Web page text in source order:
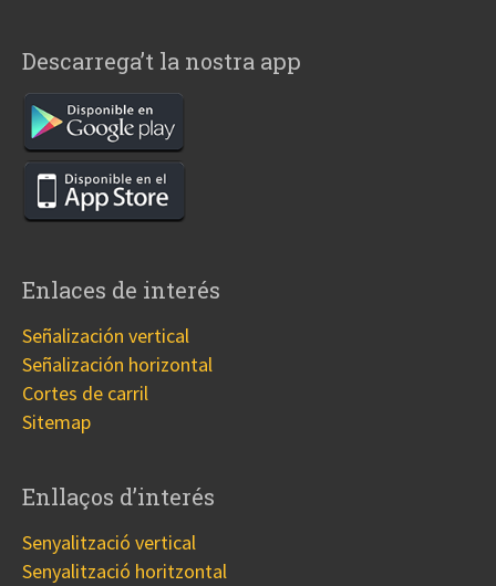
Descarrega’t la nostra app
Enlaces de interés
Señalización vertical
Señalización horizontal
Cortes de carril
Sitemap
Enllaços d’interés
Senyalització vertical
Senyalització horitzontal